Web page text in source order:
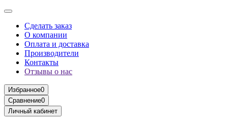
Сделать заказ
О компании
Оплата и доставка
Производители
Контакты
Отзывы о нас
Избранное0
Сравнение0
Личный кабинет